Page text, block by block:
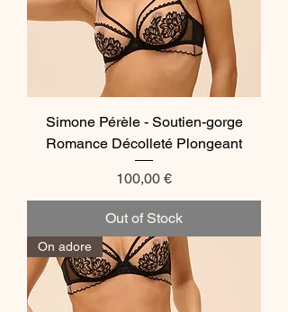
Simone Pérèle - Soutien-gorge
Romance Décolleté Plongeant
Price
100,00 €
Out of Stock
On adore